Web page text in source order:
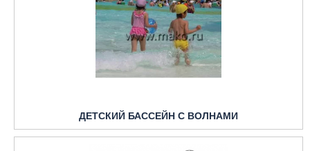
ДЕТСКИЙ БАССЕЙН С ВОЛНАМИ